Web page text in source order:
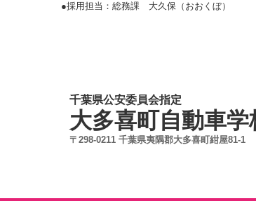
●採用担当：総務課 大久保（おおくぼ）
千葉県公安委員会指定
大多喜町自動車学
〒298-0211 千葉県夷隅郡大多喜町紺屋81-1